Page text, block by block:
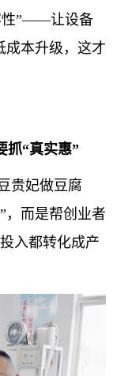
性”——让设备
成本升级，这才
抓“真实惠”
贵妃做豆腐
，而是帮创业者
入都转化成产